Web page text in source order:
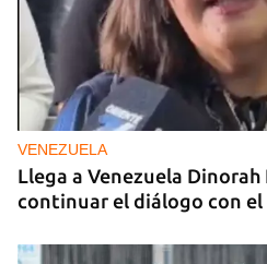
VENEZUELA
Llega a Venezuela Dinorah
continuar el diálogo con el